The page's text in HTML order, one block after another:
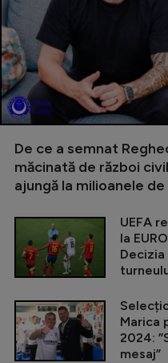
De ce a semnat
măcinată de război
ajungă la milioanele
UEFA
la
Marica
2024:
mesaj”